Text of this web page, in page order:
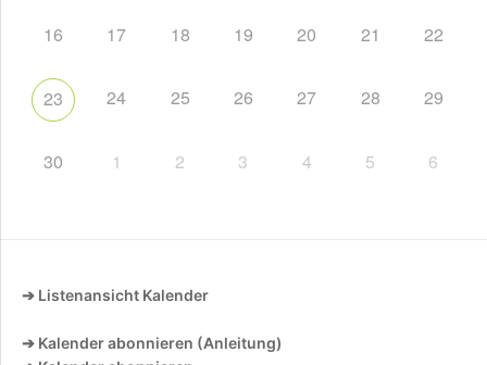
16 17 18 19 20 21 22
23 24 25 26 27 28 29
30 1 2 3 4 5 6
➔ Listenansicht Kalender
➔ Kalender abonnieren (Anleitung)